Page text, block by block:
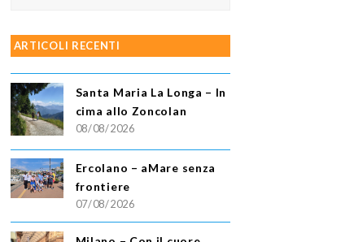
ARTICOLI RECENTI
Santa Maria La Longa – In
cima allo Zoncolan
08/08/2026
Ercolano – aMare senza
frontiere
07/08/2026